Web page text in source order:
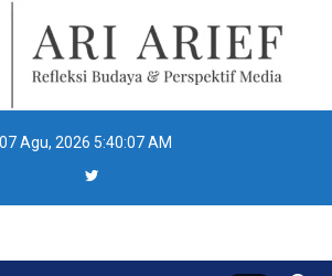
07 Agu, 2026 5:40:08 AM
Ari Arief